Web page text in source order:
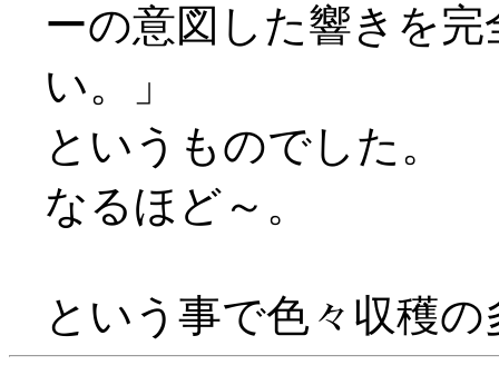
ーの意図した響きを
い。」
というものでした。
なるほど～。
という事で色々収穫